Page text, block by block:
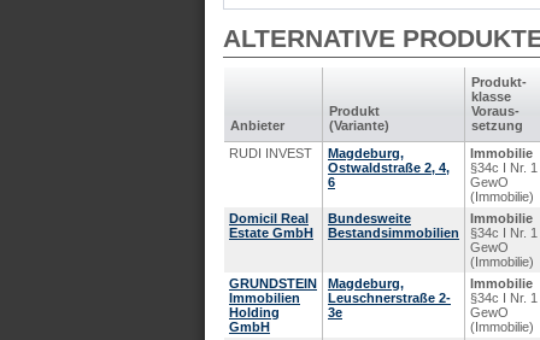
ALTERNATIVE
Anbieter
Produkt
(Variante)
Produkt­
klasse
Voraus­
setzung
RUDI INVEST
Magdeburg,
Ostwaldstraße 2, 4,
6
Immobilie
§34c I Nr. 1
GewO
(Immobilie)
Domicil Real
Estate GmbH
Bundesweite
Bestandsimmobilien
Immobilie
§34c I Nr. 1
GewO
(Immobilie)
GRUNDSTEIN
Immobilien
Holding
GmbH
Magdeburg,
Leuschnerstraße 2-
3e
Immobilie
§34c I Nr. 1
GewO
(Immobilie)